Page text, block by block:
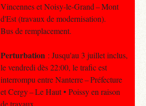
Vincennes et Noisy-le-Grand – Mont
d'Est (travaux de modernisation).
Bus de remplacement.
Perturbation : Jusqu'au 3 juillet inclus,
le vendredi dès 22:00, le trafic est
interrompu entre Nanterre – Préfecture
et Cergy – Le Haut • Poissy en raison
de travaux.